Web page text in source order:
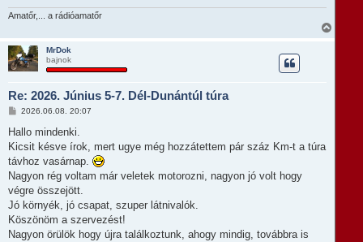
Amatőr,... a rádióamatőr
i
MrDok
bajnok
Re: 2026. Június 5-7. Dél-Dunántúl túra
H
z
á
s
ó
l
á
s
2026.06.08. 20:07
Hallo mindenki.
Kicsit késve írok, mert ugye még hozzátettem pár száz Km-t a túra
távhoz vasárnap.
Nagyon rég voltam már veletek motorozni, nagyon jó volt hogy
végre összejött.
Jó környék, jó csapat, szuper látnivalók.
Köszönöm a szervezést!
Nagyon örülök hogy újra találkoztunk, ahogy mindig, továbbra is